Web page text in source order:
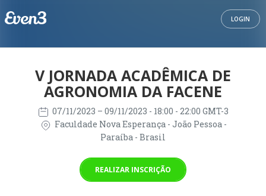
LOGIN
V JORNADA ACADÊMICA DE
AGRONOMIA DA FACENE
07/11/2023 – 09/11/2023 - 18:00 - 22:00 GMT-3
Faculdade Nova Esperança - João Pessoa -
Paraíba - Brasil
REALIZAR INSCRIÇÃO